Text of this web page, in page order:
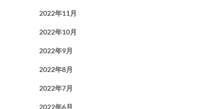
2022年11月
2022年10月
2022年9月
2022年8月
2022年7月
2022年6月